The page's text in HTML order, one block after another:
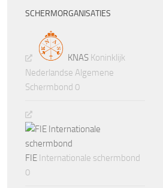
SCHERMORGANISATIES
KNAS Koninklijk
Nederlandse Algemene
Schermbond 0
FIE Internationale schermbond
0